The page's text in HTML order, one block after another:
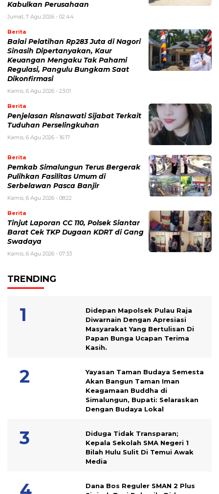
Kabulkan Perusahaan
Jumat, 7 Agu 2026 - 02:44
Berita
Balai Pelatihan Rp283 Juta di Nagori
Sinasih Dipertanyakan, Kaur
Keuangan Mengaku Tak Pahami
Regulasi, Pangulu Bungkam Saat
Dikonfirmasi
Kamis, 6 Agu 2026 - 23:01
Berita
Penjelasan Risnawati Sijabat Terkait
Tuduhan Perselingkuhan
Kamis, 6 Agu 2026 - 16:17
Berita
Pemkab Simalungun Terus Bergerak
Pulihkan Fasilitas Umum di
Serbelawan Pasca Banjir
Kamis, 6 Agu 2026 - 08:22
Berita
Tinjut Laporan CC 110, Polsek Siantar
Barat Cek TKP Dugaan KDRT di Gang
Swadaya
Kamis, 6 Agu 2026 - 07:33
TRENDING
Didepan Mapolsek Pulau Raja
Diwarnain Dengan Apresiasi
Masyarakat Yang Bertulisan Di
Papan Bunga Ucapan Terima
Kasih.
Yayasan Taman Budaya Semesta
Akan Bangun Taman Iman
Keagamaan Buddha di
Simalungun, Bupati: Selaraskan
Dengan Budaya Lokal
Diduga Tidak Transparan;
Kepala Sekolah SMA Negeri 1
Bilah Hulu Sulit Di Temui Awak
Media
Dana Bos Reguler SMAN 2 Plus